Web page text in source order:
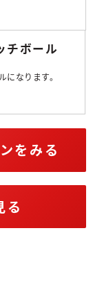
チボール
なります。
をみる
る